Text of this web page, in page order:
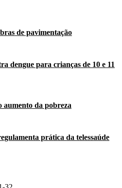
de pavimentação
dengue para crianças de 10 e 11
aumento da pobreza
prática da telessaúde